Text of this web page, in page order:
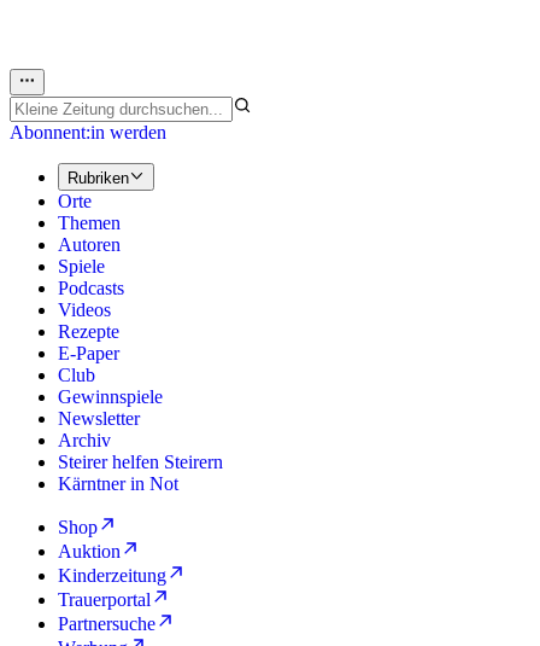
Abonnent:in werden
Rubriken
Orte
Themen
Autoren
Spiele
Podcasts
Videos
Rezepte
E-Paper
Club
Gewinnspiele
Newsletter
Archiv
Steirer helfen Steirern
Kärntner in Not
Shop
Auktion
Kinderzeitung
Trauerportal
Partnersuche